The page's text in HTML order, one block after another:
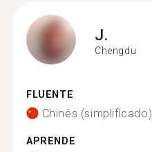
J.
Chengdu
FLUENTE
Chinês (simplificado)
APRENDE